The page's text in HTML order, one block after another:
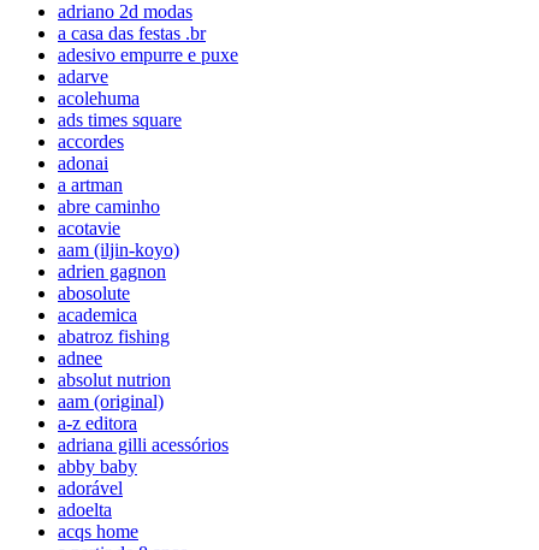
adriano 2d modas
a casa das festas .br
adesivo empurre e puxe
adarve
acolehuma
ads times square
accordes
adonai
a artman
abre caminho
acotavie
aam (iljin-koyo)
adrien gagnon
abosolute
academica
abatroz fishing
adnee
absolut nutrion
aam (original)
a-z editora
adriana gilli acessórios
abby baby
adorável
adoelta
acqs home